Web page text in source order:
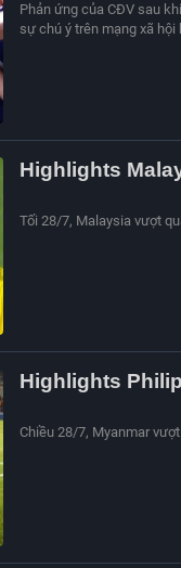
Phản ứng của CĐV sau
sự chú ý trên mạng xã hội
Highlights
Tối 28/7, Malaysia vượt
Highlights
Chiều 28/7, Myanmar